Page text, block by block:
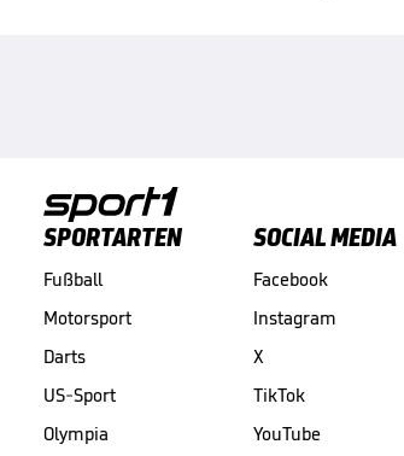
SPORTARTEN
Fußball
Motorsport
Darts
US-Sport
Olympia
SOCIAL MEDIA
Facebook
Instagram
X
TikTok
YouTube